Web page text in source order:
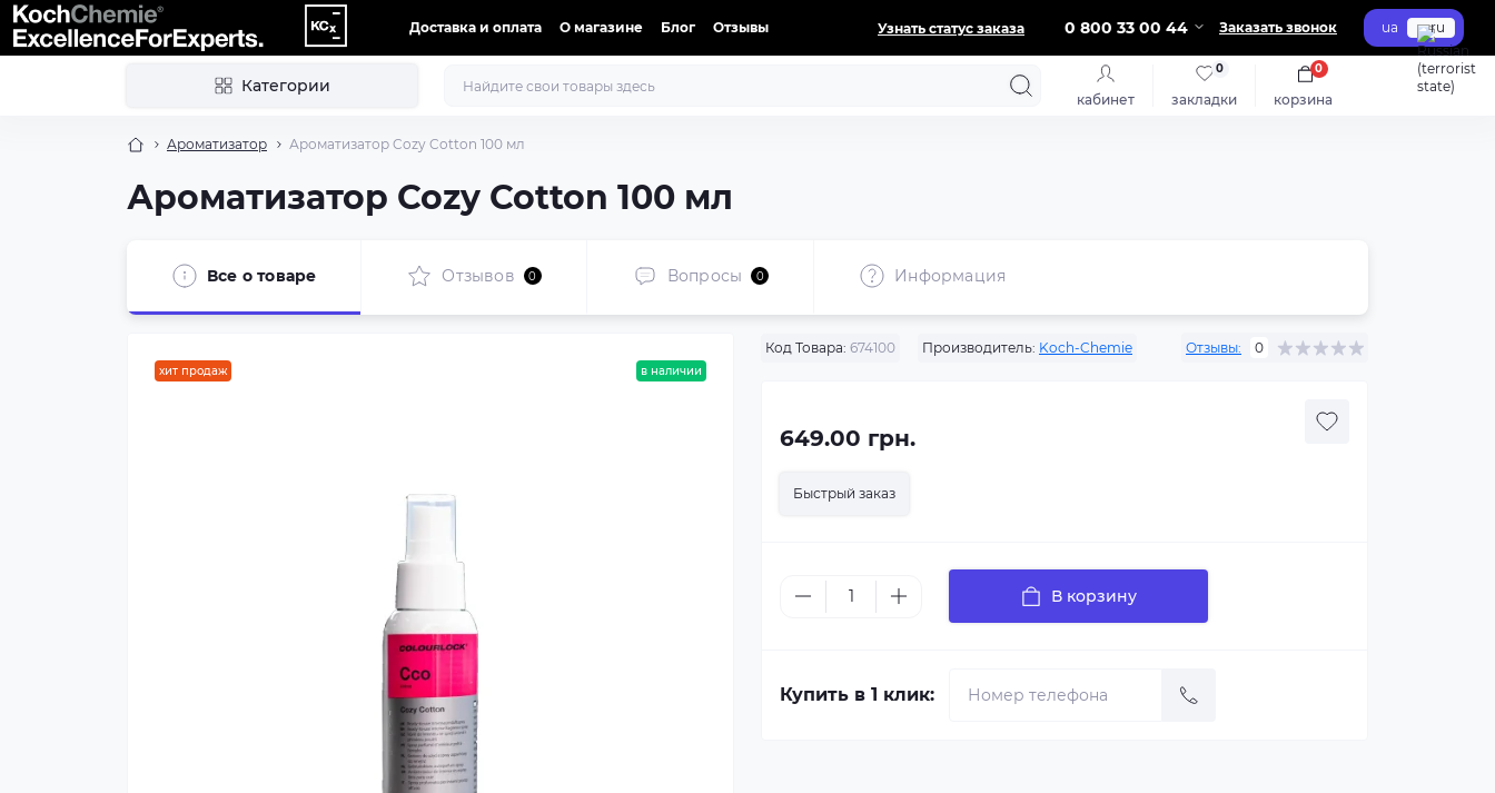
Доставка и оплата О магазине Блог Отзывы Узнать статус заказа 0 800 33 00 44 Заказать звонок ua ru
Категории
кабинет закладки
0
корзина
0
Ароматизатор Ароматизатор Cozy Cotton 100 мл
Ароматизатор Cozy Cotton 100 мл
Все о товаре Отзывов 0 Вопросы 0 Информация
хит продаж в наличии
Код Товара: 674100 Производитель: Koch-Chemie Отзывы: 0
649.00 грн.
Быстрый заказ
В корзину
Купить в 1 клик: